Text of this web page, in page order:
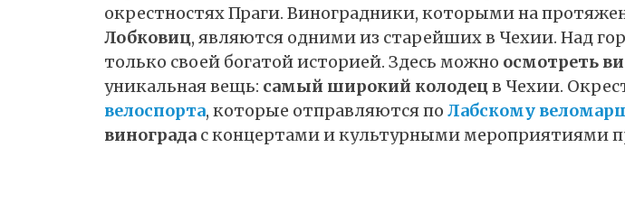
окрестностях Праги. Виноградники, которыми на
Лобковиц, являются одними из старейших в Чехии. Над
только своей богатой историей. Здесь можно осмотреть
уникальная вещь: самый широкий колодецв Чехии.
велоспорта, которые отправляются по Лабскому
винограда с концертами и культурными мероприятиями